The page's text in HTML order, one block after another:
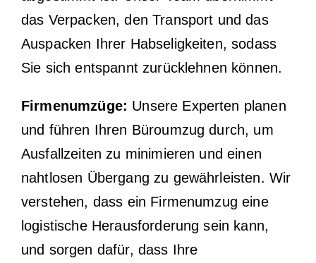
das Verpacken, den Transport und das
Auspacken Ihrer Habseligkeiten, sodass
Sie sich entspannt zurücklehnen können.
Firmenumzüge: Unsere Experten planen
und führen Ihren Büroumzug durch, um
Ausfallzeiten zu minimieren und einen
nahtlosen Übergang zu gewährleisten. Wir
verstehen, dass ein Firmenumzug eine
logistische Herausforderung sein kann,
und sorgen dafür, dass Ihre